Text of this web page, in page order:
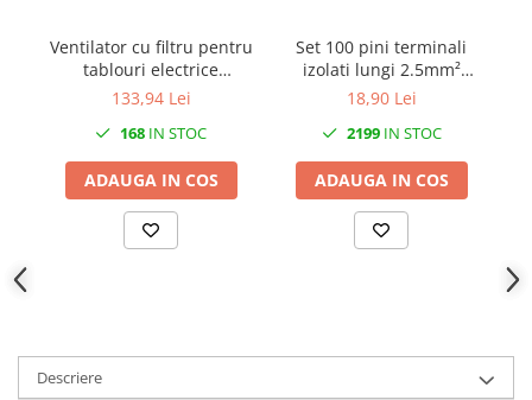
Ventilator cu filtru pentru
tablouri electrice
120x120mm 14W 30m3/h
133,94 Lei
168 IN STOC
ADAUGA IN COS
Set 100 pini terminali
izolati lungi 2.5mm²
albastri ferule cupru
18,90 Lei
2199IN STOC
ADAUGA IN COS
Descriere